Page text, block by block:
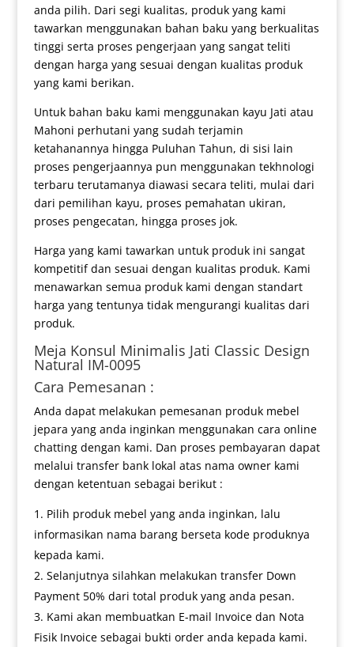
anda pilih. Dari segi kualitas, produk yang kami
tawarkan menggunakan bahan baku yang berkualitas
tinggi serta proses pengerjaan yang sangat teliti
dengan harga yang sesuai dengan kualitas produk
yang kami berikan.
Untuk bahan baku kami menggunakan kayu Jati atau
Mahoni perhutani yang sudah terjamin
ketahanannya hingga Puluhan Tahun, di sisi lain
proses pengerjaannya pun menggunakan tekhnologi
terbaru terutamanya diawasi secara teliti, mulai dari
dari pemilihan kayu, proses pemahatan ukiran,
proses pengecatan, hingga proses jok.
Harga yang kami tawarkan untuk produk ini sangat
kompetitif dan sesuai dengan kualitas produk. Kami
menawarkan semua produk kami dengan standart
harga yang tentunya tidak mengurangi kualitas dari
produk.
Meja Konsul Minimalis Jati Classic Design
Natural IM-0095
Cara Pemesanan :
Anda dapat melakukan pemesanan produk mebel
jepara yang anda inginkan menggunakan cara online
chatting dengan kami. Dan proses pembayaran dapat
melalui transfer bank lokal atas nama owner kami
dengan ketentuan sebagai berikut :
Pilih produk mebel yang anda inginkan, lalu
informasikan nama barang berseta kode produknya
kepada kami.
Selanjutnya silahkan melakukan transfer Down
Payment 50% dari total produk yang anda pesan.
Kami akan membuatkan E-mail Invoice dan Nota
Fisik Invoice sebagai bukti order anda kepada kami.